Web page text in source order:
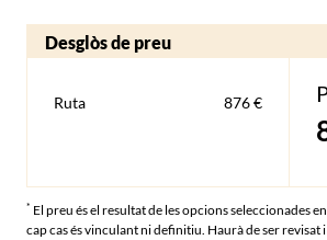
Desglòs de preu
Ruta 876 €
* El preu és el resultat de les opcions seleccionades
cap cas és vinculant ni definitiu. Haurà de ser revisat